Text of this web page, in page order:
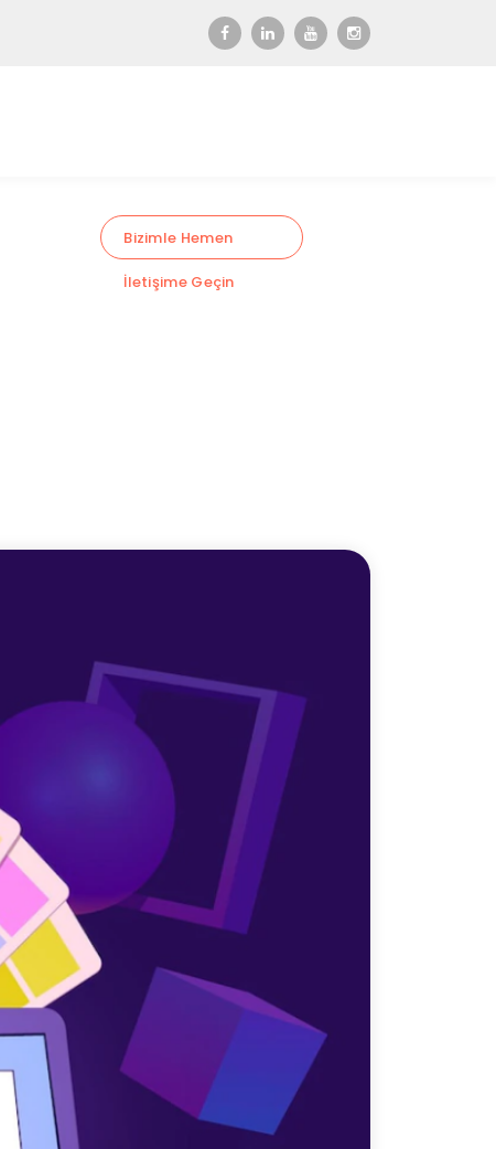
Bizimle Hemen
İletişime Geçin